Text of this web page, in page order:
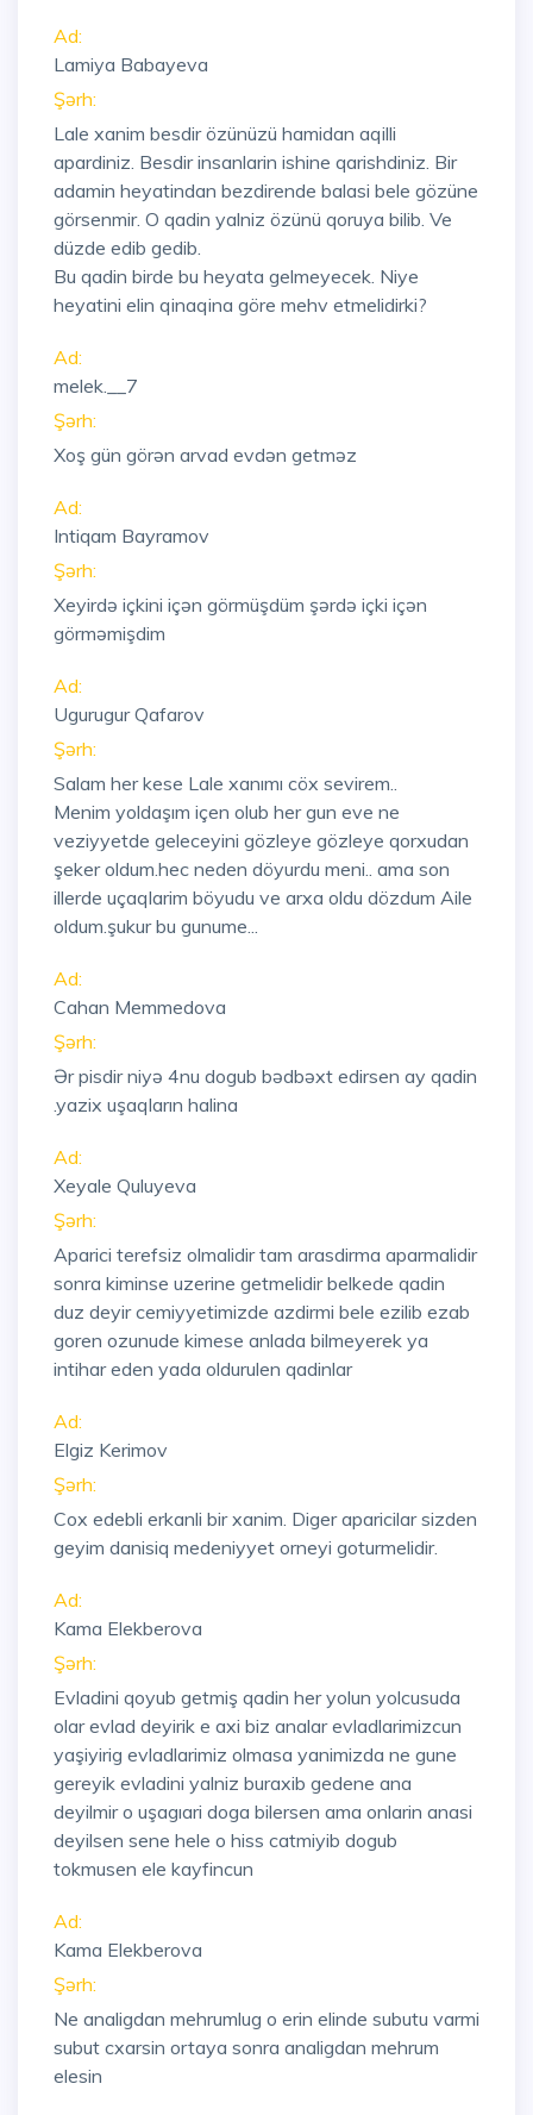
Ad:
Lamiya Babayeva
Şərh:
Lale xanim besdir özünüzü hamidan aqilli
apardiniz. Besdir insanlarin ishine qarishdiniz. Bir
adamin heyatindan bezdirende balasi bele gözüne
görsenmir. O qadin yalniz özünü qoruya bilib. Ve
düzde edib gedib.
Bu qadin birde bu heyata gelmeyecek. Niye
heyatini elin qinaqina göre mehv etmelidirki?
Ad:
melek.__7
Şərh:
Xoş gün görən arvad evdən getməz
Ad:
Intiqam Bayramov
Şərh:
Xeyirdə içkini içən görmüşdüm şərdə içki içən
görməmişdim
Ad:
Ugurugur Qafarov
Şərh:
Salam her kese Lale xanımı cöx sevirem..
Menim yoldaşım içen olub her gun eve ne
veziyyetde geleceyini gözleye gözleye qorxudan
şeker oldum.hec neden döyurdu meni.. ama son
illerde uçaqlarim böyudu ve arxa oldu dözdum Aile
oldum.şukur bu gunume...
Ad:
Cahan Memmedova
Şərh:
Ər pisdir niyə 4nu dogub bədbəxt edirsen ay qadin
.yazix uşaqların halina
Ad:
Xeyale Quluyeva
Şərh:
Aparici terefsiz olmalidir tam arasdirma aparmalidir
sonra kiminse uzerine getmelidir belkede qadin
duz deyir cemiyyetimizde azdirmi bele ezilib ezab
goren ozunude kimese anlada bilmeyerek ya
intihar eden yada oldurulen qadinlar
Ad:
Elgiz Kerimov
Şərh:
Cox edebli erkanli bir xanim. Diger aparicilar sizden
geyim danisiq medeniyyet orneyi goturmelidir.
Ad:
Kama Elekberova
Şərh:
Evladini qoyub getmiş qadin her yolun yolcusuda
olar evlad deyirik e axi biz analar evladlarimizcun
yaşiyirig evladlarimiz olmasa yanimizda ne gune
gereyik evladini yalniz buraxib gedene ana
deyilmir o uşagıari doga bilersen ama onlarin anasi
deyilsen sene hele o hiss catmiyib dogub
tokmusen ele kayfincun
Ad:
Kama Elekberova
Şərh:
Ne analigdan mehrumlug o erin elinde subutu varmi
subut cxarsin ortaya sonra analigdan mehrum
elesin